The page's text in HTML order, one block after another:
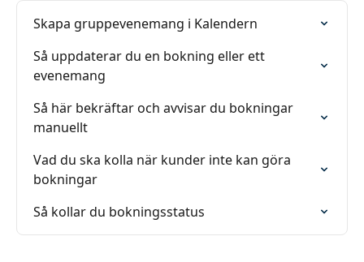
Skapa gruppevenemang i Kalendern
Så uppdaterar du en bokning eller ett
evenemang
Så här bekräftar och avvisar du bokningar
manuellt
Vad du ska kolla när kunder inte kan göra
bokningar
Så kollar du bokningsstatus